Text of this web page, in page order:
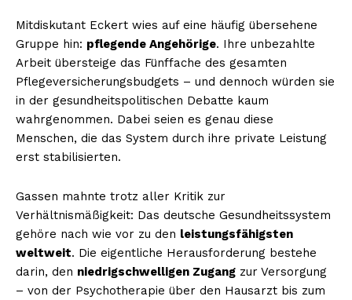
Mitdiskutant Eckert wies auf eine häufig übersehene
Gruppe hin: pflegende Angehörige. Ihre unbezahlte
Arbeit übersteige das Fünffache des gesamten
Pflegeversicherungsbudgets – und dennoch würden sie
in der gesundheitspolitischen Debatte kaum
wahrgenommen. Dabei seien es genau diese
Menschen, die das System durch ihre private Leistung
erst stabilisierten.
Gassen mahnte trotz aller Kritik zur
Verhältnismäßigkeit: Das deutsche Gesundheitssystem
gehöre nach wie vor zu den leistungsfähigsten
weltweit. Die eigentliche Herausforderung bestehe
darin, den niedrigschwelligen Zugang zur Versorgung
– von der Psychotherapie über den Hausarzt bis zum